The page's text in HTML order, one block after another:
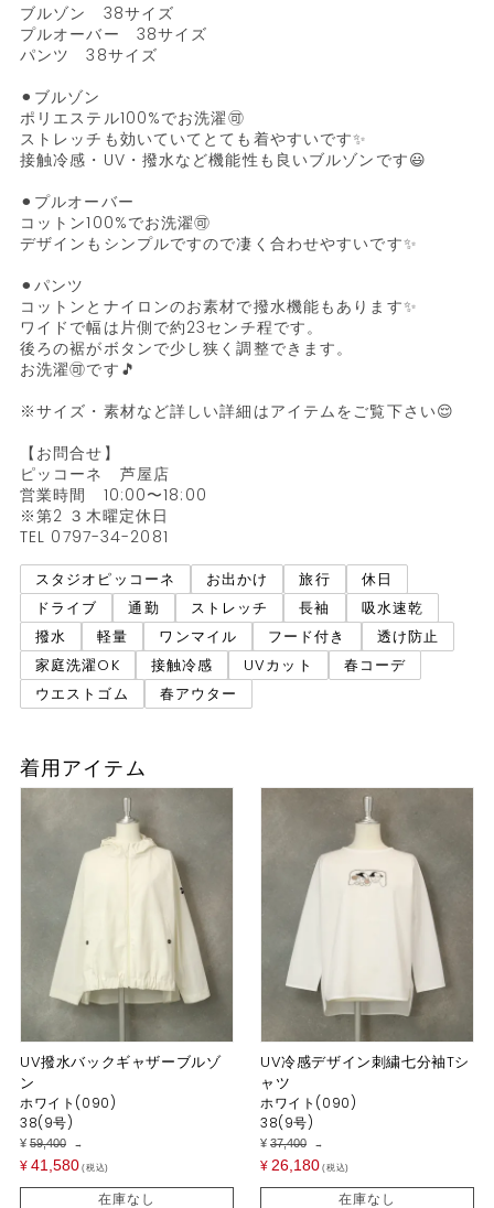
ブルゾン　38サイズ
プルオーバー　38サイズ
パンツ　38サイズ
⚫︎ブルゾン
ポリエステル100%でお洗濯🉑
ストレッチも効いていてとても着やすいです✨
接触冷感・UV・撥水など機能性も良いブルゾンです😃
⚫︎プルオーバー
コットン100%でお洗濯🉑
デザインもシンプルですので凄く合わせやすいです✨
⚫︎パンツ
コットンとナイロンのお素材で撥水機能もあります✨
ワイドで幅は片側で約23センチ程です。
後ろの裾がボタンで少し狭く調整できます。
お洗濯🉑です🎵
※サイズ・素材など詳しい詳細はアイテムをご覧下さい😌
【お問合せ】
ピッコーネ　芦屋店
営業時間　10:00〜18:00
※第2 ３木曜定休日
スタジオピッコーネ お出かけ 旅行
休日
ドライブ
通勤 ストレッチ 長袖
吸水速乾
撥水
軽量 ワンマイル フード付き
透け防止
家庭洗濯OK
接触冷感 UVカット
春コーデ
ウエストゴム
春アウター
着用アイテム
UV撥水バックギャザーブルゾ
ン
38(9号)
ホワイト(090)
¥ 59,400 →
¥ 41,580 税込
在庫なし
UV冷感デザイン刺繍七分袖Tシ
ャツ
38(9号)
ホワイト(090)
¥ 37,400 →
¥ 26,180 税込
在庫なし